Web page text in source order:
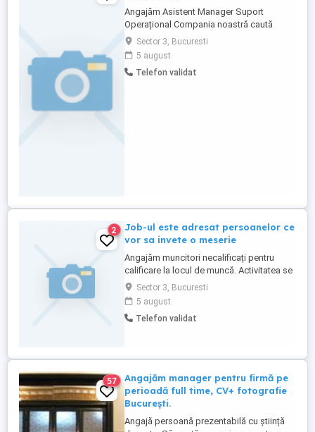
Angajăm Asistent Manager Suport
Operațional Compania noastră caută
Asistent Manager pentru susținerea
activităților operaționale din proiectele
interne active. Rolul este unul executiv, cu
accent pe organizare, urmărirea taskurilor
Sector 3, Bucuresti
5 august
Telefon validat
2
Job-ul este adresat persoanelor ce
vor sa invete o meserie
Angajăm muncitori necalificați pentru
calificare la locul de muncă. Activitatea se
desfășoară în București și Ilfov, cu
deplasări în țară, program de lucru full-
time. Oferim instruire, salariu motivant și
oportunități de dezvoltare profesională.
Sector 3, Bucuresti
5 august
Telefon validat
57
Angajăm manager pentru firmă pe
perioadă full time, CV+ fotografie
București.
Angajă persoană prezentabilă cu știință